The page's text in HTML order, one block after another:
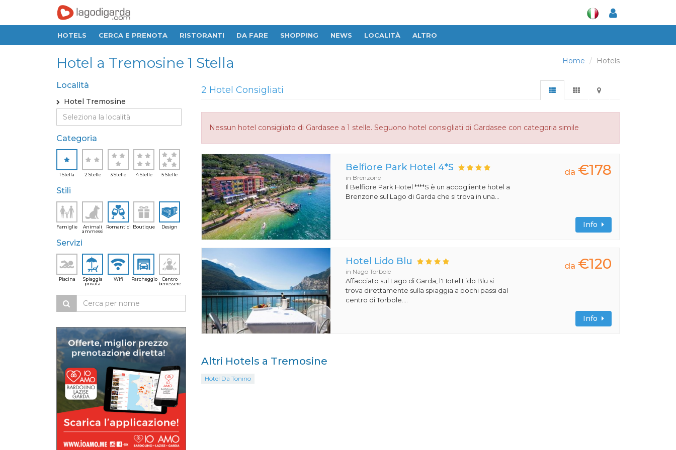
HOTELS CERCA E PRENOTA RISTORANTI DA FARE SHOPPING NEWS LOCALITÀ ALTRO
Home Hotels
Hotel a Tremosine 1 Stella
Località
Hotel Tremosine
Categoria
1 Stella 2 Stelle 3 Stelle 4 Stelle 5 Stelle
Stili
Famiglie
Animali
ammessi
Romantici Boutique Design
Servizi
Piscina
Spiaggia
privata
Wifi Parcheggio
Centro
benessere
2 Hotel Consigliati
Nessun hotel consigliato di Gardasee a 1 stelle. Seguono hotel consigliati di Gardasee con categoria simile
Belfiore Park Hotel 4*S
in Brenzone
Il Belfiore Park Hotel ****S è un accogliente hotel a
Brenzone sul Lago di Garda che si trova in una...
da €178
Info
Hotel Lido Blu
in Nago Torbole
Affacciato sul Lago di Garda, l'Hotel Lido Blu si
trova direttamente sulla spiaggia a pochi passi dal
centro di Torbole....
da €120
Info
Altri Hotels a Tremosine
Hotel Da Tonino